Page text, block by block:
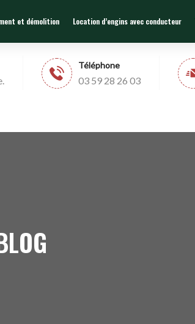
Téléphone
03 59 28 26 03
et démolition Location d’engins avec conducteur